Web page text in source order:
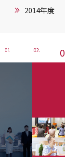
2014年度
1 2